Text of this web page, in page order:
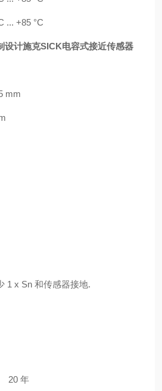
... +85 °C
设计施克SICK电容式接近传感器
mm
1 x Sn 和传感器接地.
20 年